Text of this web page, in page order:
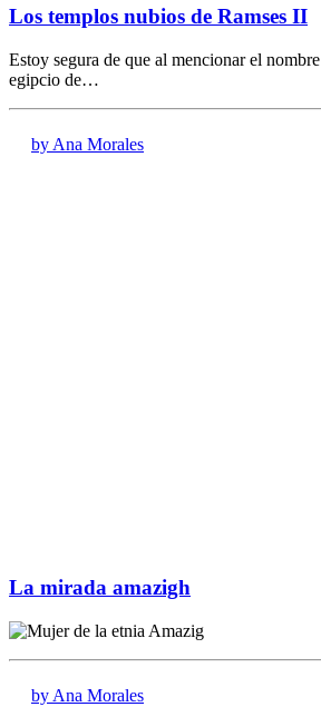
Los templos nubios de Ramses II
Estoy segura de que al mencionar el
egipcio de…
by Ana Morales
La mirada amazigh
by Ana Morales